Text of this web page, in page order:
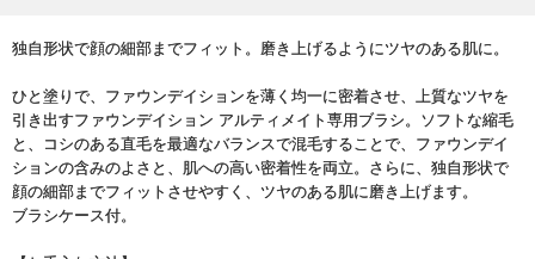
独自形状で顔の細部までフィット。磨き上げるようにツヤのある肌に。
ひと塗りで、ファウンデイションを薄く均一に密着させ、上質なツヤを
引き出すファウンデイション アルティメイト専用ブラシ。ソフトな縮毛
と、コシのある直毛を最適なバランスで混毛することで、ファウンデイ
ションの含みのよさと、肌への高い密着性を両立。さらに、独自形状で
顔の細部までフィットさせやすく、ツヤのある肌に磨き上げます。
ブラシケース付。